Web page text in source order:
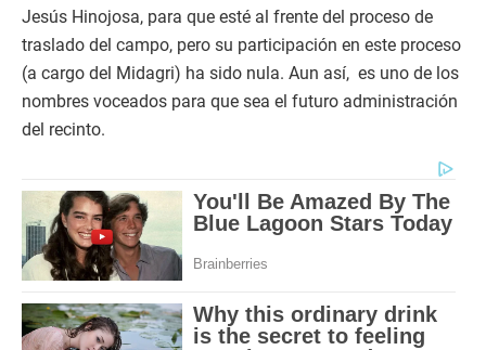
Jesús Hinojosa, para que esté al frente del proceso de
traslado del campo, pero su participación en este proceso
(a cargo del Midagri) ha sido nula. Aun así, es uno de los
nombres voceados para que sea el futuro administración
del recinto.